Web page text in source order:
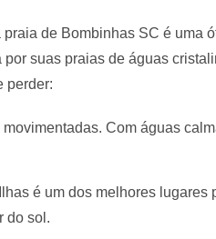
de Bombinhas SC é uma
suas praias de águas
perder:
Com águas
é um dos melhores lugares
do sol.